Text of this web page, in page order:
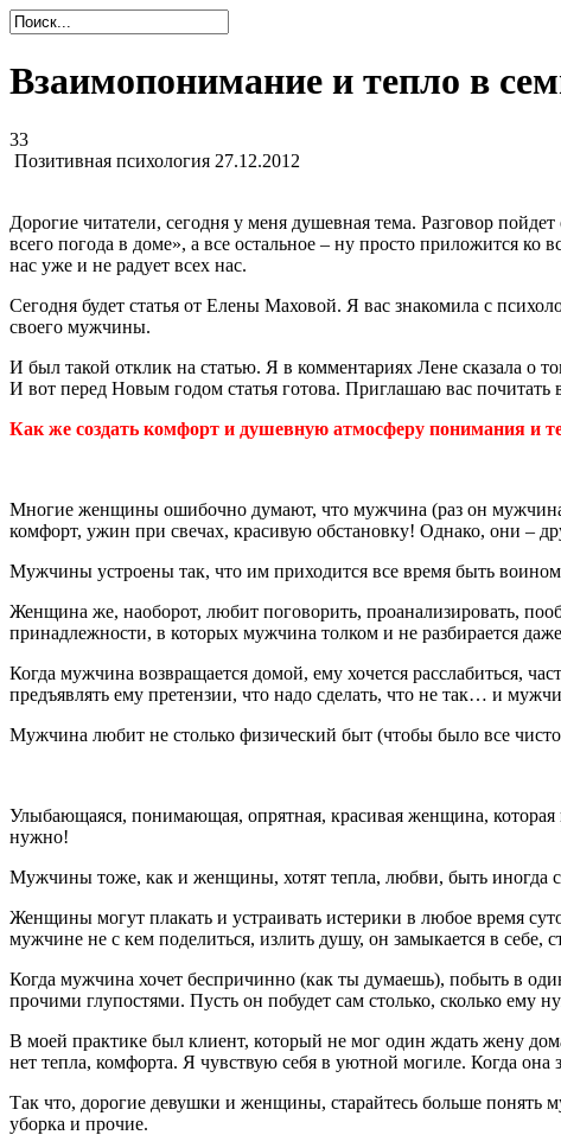
Взаимопонимание и тепло в
33
Позитивная психология 27.12.2012
Дорогие читатели, сегодня у меня душевная тема. Разговор
всего погода в доме», а все остальное – ну просто приложится ко
нас уже и не радует всех нас.
Сегодня будет статья от Елены Маховой. Я вас знакомила с
своего мужчины.
И был такой отклик на статью. Я в комментариях Лене сказала о
И вот перед Новым годом статья готова. Приглашаю вас
Как же создать комфорт и душевную атмосферу понимания и
Многие женщины ошибочно думают, что мужчина (раз он
комфорт, ужин при свечах, красивую обстановку! Однако, они –
Мужчины устроены так, что им приходится все время быть воином
Женщина же, наоборот, любит поговорить, проанализировать,
принадлежности, в которых мужчина толком и не разбирается
Когда мужчина возвращается домой, ему хочется расслабиться,
предъявлять ему претензии, что надо сделать, что не так… и
Мужчина любит не столько физический быт (чтобы было все
Улыбающаяся, понимающая, опрятная, красивая женщина, которая
нужно!
Мужчины тоже, как и женщины, хотят тепла, любви, быть иногда
Женщины могут плакать и устраивать истерики в любое время
мужчине не с кем поделиться, излить душу, он замыкается в себе,
Когда мужчина хочет беспричинно (как ты думаешь), побыть в
прочими глупостями. Пусть он побудет сам столько, сколько ему
В моей практике был клиент, который не мог один ждать жену
нет тепла, комфорта. Я чувствую себя в уютной могиле. Когда
Так что, дорогие девушки и женщины, старайтесь больше понять
уборка и прочие.